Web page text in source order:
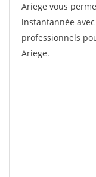
Ariege vous
instantannée
professionnels
Ariege.